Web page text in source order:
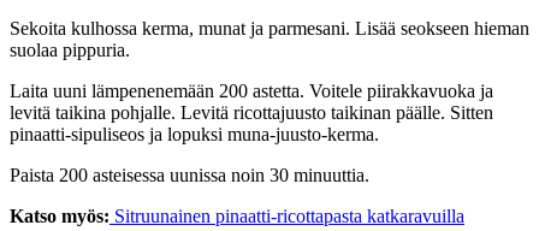
Sekoita kulhossa kerma, munat ja parmesani. Lisää seokseen hieman
suolaa pippuria.
Laita uuni lämpenenemään 200 astetta. Voitele piirakkavuoka ja
levitä taikina pohjalle. Levitä ricottajuusto taikinan päälle. Sitten
pinaatti-sipuliseos ja lopuksi muna-juusto-kerma.
Paista 200 asteisessa uunissa noin 30 minuuttia.
Katso myös: Sitruunainen pinaatti-ricottapasta katkaravuilla